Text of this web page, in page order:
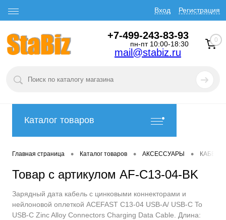
Вход Регистрация
+7-499-243-83-93
пн-пт 10:00-18:30
mail@stabiz.ru
0
Каталог товаров
Главная страница • Каталог товаров • АКСЕССУАРЫ •
Товар с артикулом AF-C13-04-BK
Зарядный дата кабель с цинковыми коннекторами и
нейлоновой оплеткой ACEFAST C13-04 USB-A/ USB-C To
USB-C Zinc Alloy Connectors Charging Data Cable. Длина: